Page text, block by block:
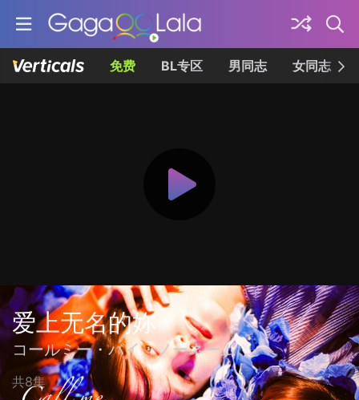
免费 BL专区 男同志 女同志
爱上无名的妳
コールミー・バイ・ノーネーム
共8集